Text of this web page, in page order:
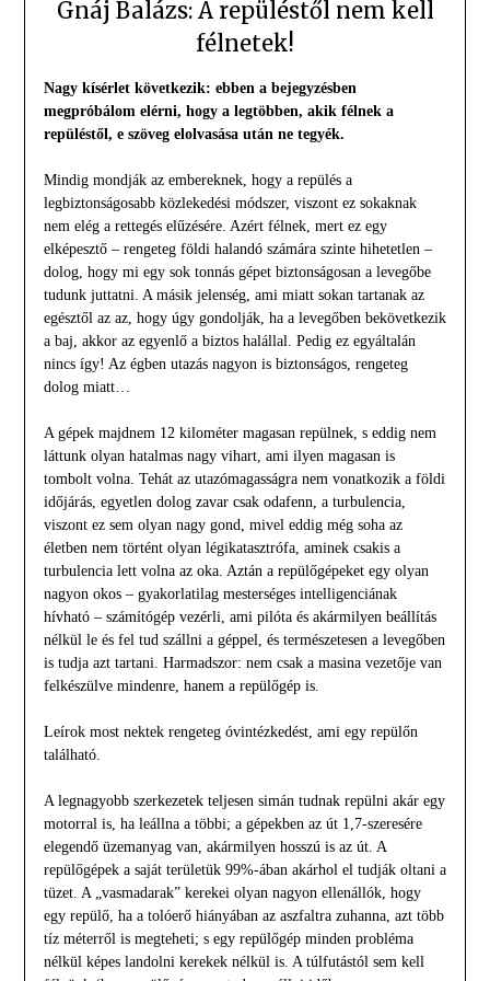
Gnáj Balázs: A repüléstől nem kell
félnetek!
Nagy kísérlet következik: ebben a bejegyzésben
megpróbálom elérni, hogy a legtöbben, akik félnek a
repüléstől, e szöveg elolvasása után ne tegyék.
Mindig mondják az embereknek, hogy a repülés a
legbiztonságosabb közlekedési módszer, viszont ez sokaknak
nem elég a rettegés elűzésére. Azért félnek, mert ez egy
elképesztő – rengeteg földi halandó számára szinte hihetetlen –
dolog, hogy mi egy sok tonnás gépet biztonságosan a levegőbe
tudunk juttatni. A másik jelenség, ami miatt sokan tartanak az
egésztől az az, hogy úgy gondolják, ha a levegőben bekövetkezik
a baj, akkor az egyenlő a biztos halállal. Pedig ez egyáltalán
nincs így! Az égben utazás nagyon is biztonságos, rengeteg
dolog miatt…
A gépek majdnem 12 kilométer magasan repülnek, s eddig nem
láttunk olyan hatalmas nagy vihart, ami ilyen magasan is
tombolt volna. Tehát az utazómagasságra nem vonatkozik a földi
időjárás, egyetlen dolog zavar csak odafenn, a turbulencia,
viszont ez sem olyan nagy gond, mivel eddig még soha az
életben nem történt olyan légikatasztrófa, aminek csakis a
turbulencia lett volna az oka. Aztán a repülőgépeket egy olyan
nagyon okos – gyakorlatilag mesterséges intelligenciának
hívható – számítógép vezérli, ami pilóta és akármilyen beállítás
nélkül le és fel tud szállni a géppel, és természetesen a levegőben
is tudja azt tartani. Harmadszor: nem csak a masina vezetője van
felkészülve mindenre, hanem a repülőgép is.
Leírok most nektek rengeteg óvintézkedést, ami egy repülőn
található.
A legnagyobb szerkezetek teljesen simán tudnak repülni akár egy
motorral is, ha leállna a többi; a gépekben az út 1,7-szeresére
elegendő üzemanyag van, akármilyen hosszú is az út. A
repülőgépek a saját területük 99%-ában akárhol el tudják oltani a
tüzet. A „vasmadarak” kerekei olyan nagyon ellenállók, hogy
egy repülő, ha a tolóerő hiányában az aszfaltra zuhanna, azt több
tíz méterről is megteheti; s egy repülőgép minden probléma
nélkül képes landolni kerekek nélkül is. A túlfutástól sem kell